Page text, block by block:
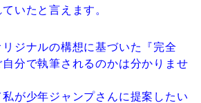
いたと言えます。
ジナルの構想に基づいた『完全
分で執筆されるのかは分かりませ
が少年ジャンプさんに提案したい